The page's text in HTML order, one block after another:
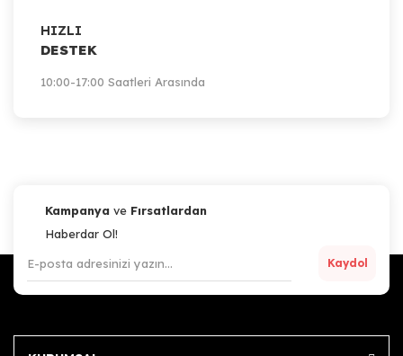
HIZLI
DESTEK
10:00-17:00 Saatleri Arasında
Kampanya ve Fırsatlardan
Haberdar Ol!
Kaydol